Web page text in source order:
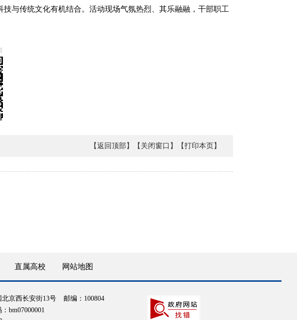
与传统文化有机结合。活动现场气氛热烈、其乐融融，干部职工
【返回顶部】 【关闭窗口】 【打印本页】
直属高校 网站地图
京西长安街13号
邮编：100804
bm07000001